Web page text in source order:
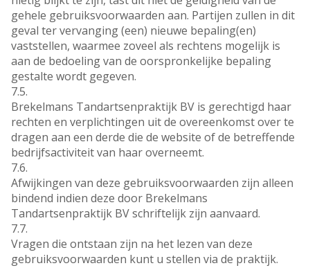
gehele gebruiksvoorwaarden aan. Partijen zullen in dit
geval ter vervanging (een) nieuwe bepaling(en)
vaststellen, waarmee zoveel als rechtens mogelijk is
aan de bedoeling van de oorspronkelijke bepaling
gestalte wordt gegeven.
7.5.
Brekelmans Tandartsenpraktijk BV is gerechtigd haar
rechten en verplichtingen uit de overeenkomst over te
dragen aan een derde die de website of de betreffende
bedrijfsactiviteit van haar overneemt.
7.6.
Afwijkingen van deze gebruiksvoorwaarden zijn alleen
bindend indien deze door Brekelmans
Tandartsenpraktijk BV schriftelijk zijn aanvaard.
7.7.
Vragen die ontstaan zijn na het lezen van deze
gebruiksvoorwaarden kunt u stellen via de praktijk.